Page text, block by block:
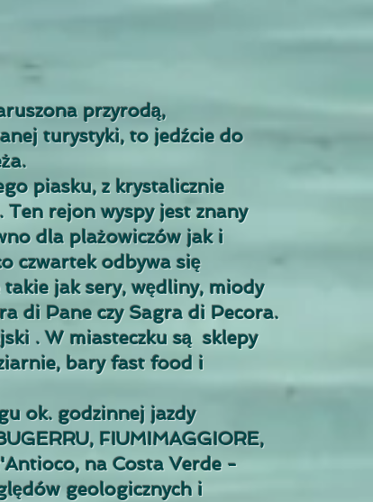
przyrodą,
turystyki, to jedźcie do
piasku, z krystalicznie
rejon wyspy jest znany
dla plażowiczów jak i
czwartek odbywa się
jak sery, wędliny, miody
di Pane czy Sagra di Pecora.
. W miasteczku są sklepy
bary fast food i
ok. godzinnej jazdy
FIUMIMAGGIORE,
na Costa Verde -
geologicznych i